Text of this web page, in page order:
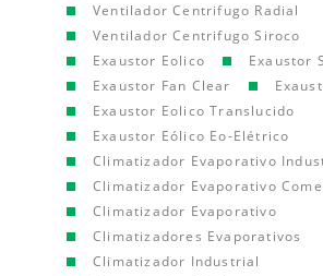
Ventilador Centrifugo Radial
Ventilador Centrifugo Siroco
Exaustor Eolico
Exaustor
Exaustor Fan Clear
Exaustor Eolico Translucido
Exaustor Eólico Eo-Elétrico
Climatizador Evaporativo
Climatizador Evaporativo
Climatizador Evaporativo
Climatizadores Evaporativos
Climatizador Industrial